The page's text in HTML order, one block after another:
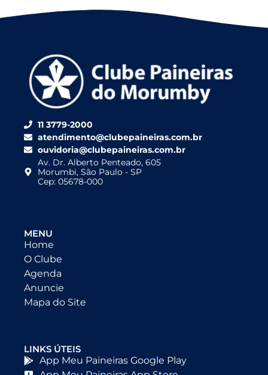
11 3779-2000
atendimento@clubepaineiras.com.br
ouvidoria@clubepaineiras.com.br
Av. Dr. Alberto Penteado, 605
Morumbi, São Paulo - SP
Cep: 05678-000
MENU
Home
O Clube
Agenda
Anuncie
Mapa do Site
LINKS ÚTEIS
App Meu Paineiras Google Play